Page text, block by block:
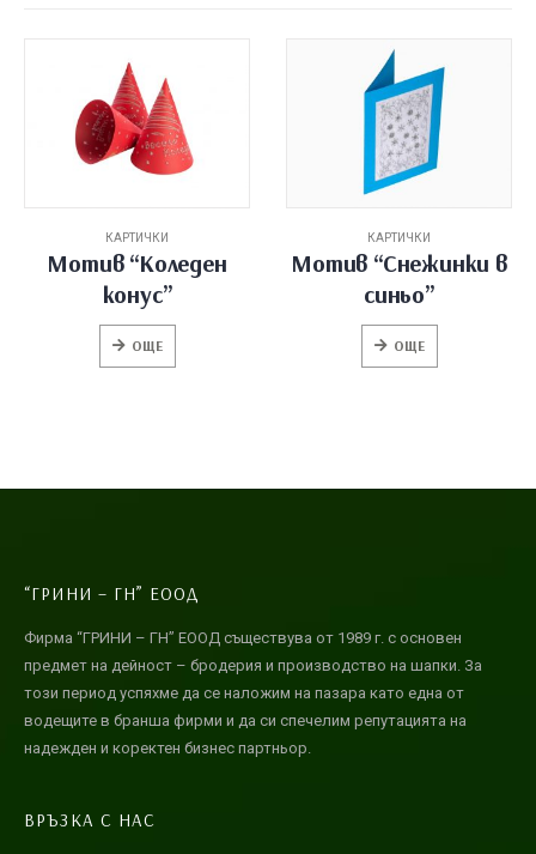
КАРТИЧКИ
Мотив “Снежинки в
синьо”
ОЩЕ
КАРТИЧКИ
Мотив “Великденско
яйце”
ОЩЕ
“ГРИНИ – ГН” ЕООД
Фирма “ГРИНИ – ГН” ЕООД съществува от 1989 г. с основен
предмет на дейност – бродерия и производство на шапки. За
този период успяхме да се наложим на пазара като една от
водещите в бранша фирми и да си спечелим репутацията на
надежден и коректен бизнес партньор.
ВРЪЗКА С НАС